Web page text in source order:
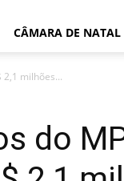
CÂMARA DE NATAL
2,1 milhões...
do